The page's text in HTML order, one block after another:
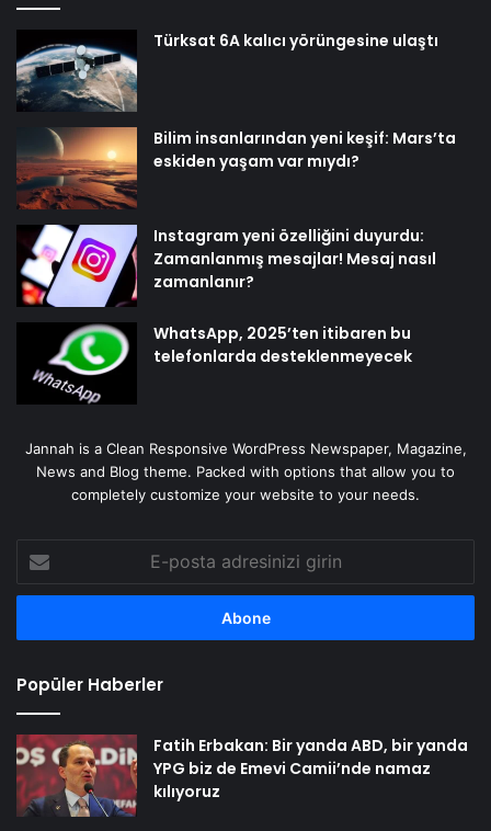
Türksat 6A kalıcı yörüngesine ulaştı
Bilim insanlarından yeni keşif: Mars’ta
eskiden yaşam var mıydı?
Instagram yeni özelliğini duyurdu:
Zamanlanmış mesajlar! Mesaj nasıl
zamanlanır?
WhatsApp, 2025’ten itibaren bu
telefonlarda desteklenmeyecek
Jannah is a Clean Responsive WordPress Newspaper, Magazine,
News and Blog theme. Packed with options that allow you to
completely customize your website to your needs.
posta
adresinizi
Popüler Haberler
Fatih Erbakan: Bir yanda ABD, bir yanda
YPG biz de Emevi Camii’nde namaz
kılıyoruz